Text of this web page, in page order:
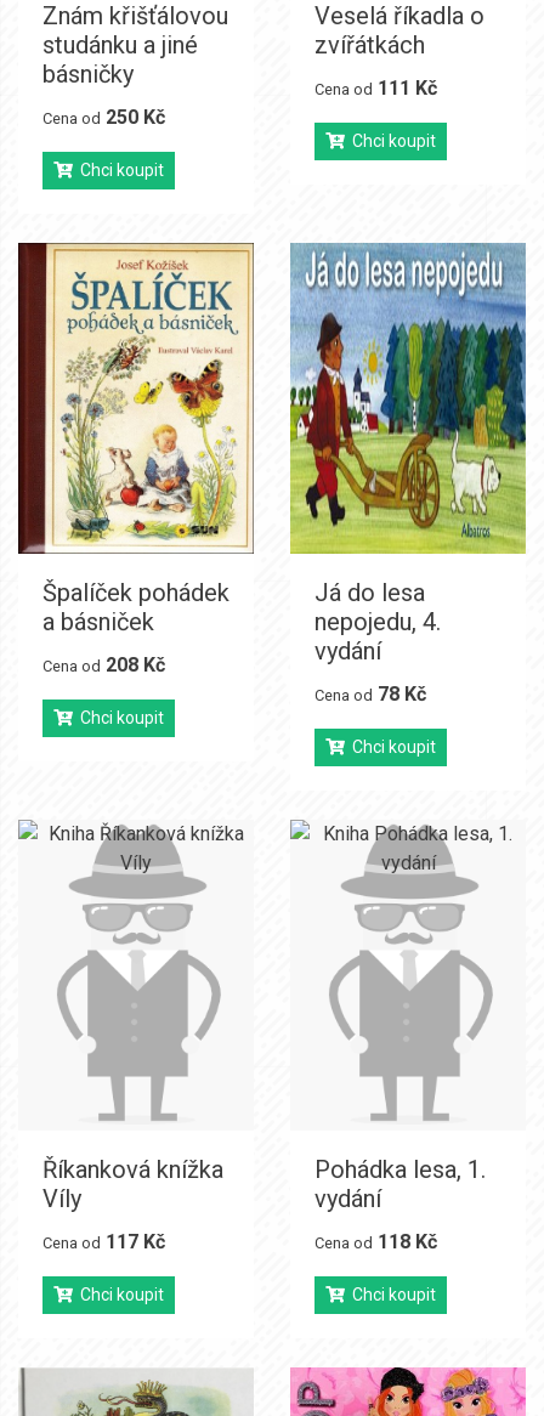
Znám křišťálovou
studánku a jiné
básničky
Cena od 250 Kč
Chci koupit
Veselá říkadla o
zvířátkách
Cena od 111 Kč
Chci koupit
Špalíček pohádek
a básniček
Cena od 208 Kč
Chci koupit
Já do lesa
nepojedu, 4.
vydání
Cena od 78 Kč
Chci koupit
Říkanková knížka
Víly
Cena od 117 Kč
Chci koupit
Pohádka lesa, 1.
vydání
Cena od 118 Kč
Chci koupit